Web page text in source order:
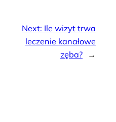
Next: Ile wizyt trwa
leczenie kanałowe
zęba?
→